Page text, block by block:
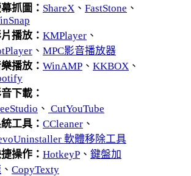
抓圖： ShareX 、 FastStone 、
播放： KMPlayer 、
、 MPC影音播放器
播放： WinAMP 、 KKBOX 、
下載：
、 CutYouTube
工具： CCleaner 、
軟體移除工具
操作： HotkeyP 、 鍵盤加
、 CopyTexty